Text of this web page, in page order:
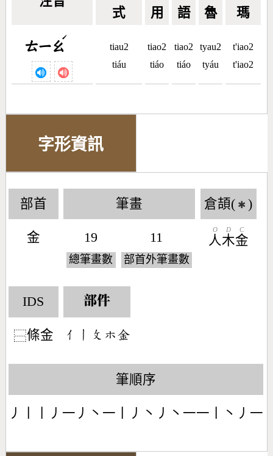
式 用 語 魯 瑪
ㄊㄧㄠ
ˊ
tiau2
tiáu
tiao2
tiáo
tiao2
tiáo
tyau2
tyáu
t'iao2
t'iao2
字形資訊
部首
金
筆畫
19
總筆畫數
11
部首外筆畫數
倉頡( ✱ )
人
O
木
D
金
C
IDS
⿱條金
部件
󶀭󶀂󶃜󶂹󶇔
筆順序
丿丨丨丿一丿丶一丨丿丶丿丶一一丨丶丿一